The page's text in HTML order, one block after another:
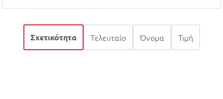
Σχετικότητα Τελευταίο Όνομα Τιμή